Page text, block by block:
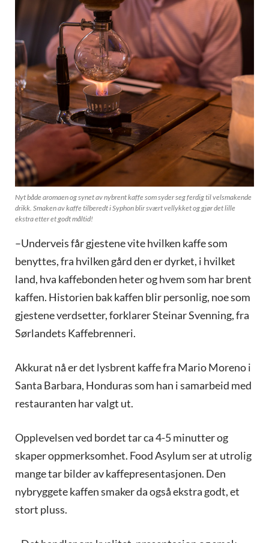
Nyt både aromaen og synet av nybrent kaffe som syder seg ferdig til velsmakende
drikk. Smaken av kaffe tilberedt i Syphon blir svært vellykket og gjør det lille
ekstra etter et godt måltid!
–Underveis får gjestene vite hvilken kaffe som
benyttes, fra hvilken gård den er dyrket, i hvilket
land, hva kaffebonden heter og hvem som har brent
kaffen. Historien bak kaffen blir personlig, noe som
gjestene verdsetter, forklarer Steinar Svenning, fra
Sørlandets Kaffebrenneri.
Akkurat nå er det lysbrent kaffe fra Mario Moreno i
Santa Barbara, Honduras som han i samarbeid med
restauranten har valgt ut.
Opplevelsen ved bordet tar ca 4-5 minutter og
skaper oppmerksomhet. Food Asylum ser at utrolig
mange tar bilder av kaffepresentasjonen. Den
nybryggete kaffen smaker da også ekstra godt, et
stort pluss.